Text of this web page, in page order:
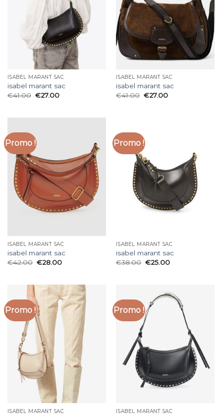
ISABEL MARANT SAC
isabel marant sac
€41.00 €27.00
ISABEL MARANT SAC
isabel marant sac
€41.00 €27.00
Promo !
ISABEL MARANT SAC
isabel marant sac
€42.00 €28.00
Promo !
ISABEL MARANT SAC
isabel marant sac
€38.00 €25.00
Promo !
ISABEL MARANT SAC
Promo !
ISABEL MARANT SAC